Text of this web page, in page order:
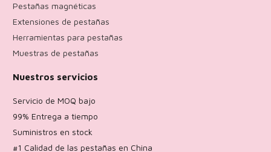
Pestañas magnéticas
Extensiones de pestañas
Herramientas para pestañas
Muestras de pestañas
Nuestros servicios
Servicio de MOQ bajo
99% Entrega a tiempo
Suministros en stock
#1 Calidad de las pestañas en China